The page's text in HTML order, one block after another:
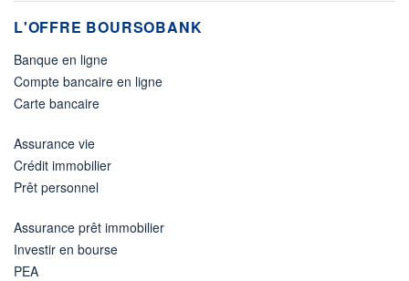
L'OFFRE BOURSOBANK
Banque en ligne
Compte bancaire en ligne
Carte bancaire
Assurance vie
Crédit immobilier
Prêt personnel
Assurance prêt immobilier
Investir en bourse
PEA